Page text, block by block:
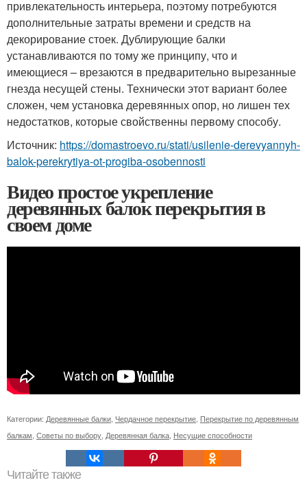
привлекательность интерьера, поэтому потребуются
дополнительные затраты времени и средств на
декорирование стоек. Дублирующие балки
устанавливаются по тому же принципу, что и
имеющиеся – врезаются в предварительно вырезанные
гнезда несущей стены. Технически этот вариант более
сложен, чем установка деревянных опор, но лишен тех
недостатков, которые свойственны первому способу.
Источник: https://domastroevo.ru/stati/usilenie-derevyannyh-
balok-perekrytiya-ot-progiba-osobennosti
Видео простое укрепление
деревянных балок перекрытия в
своем доме
Категории: Деревянные балки Чердачное перекрытие Перекрытие по деревянным
балкам Советы по выбору Деревянная балка Несущие способности
Читайте также